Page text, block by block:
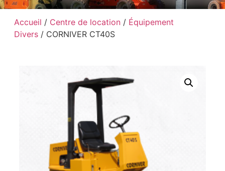
Accueil / Centre de location/ Équipement
Divers/ CORNIVER CT40S